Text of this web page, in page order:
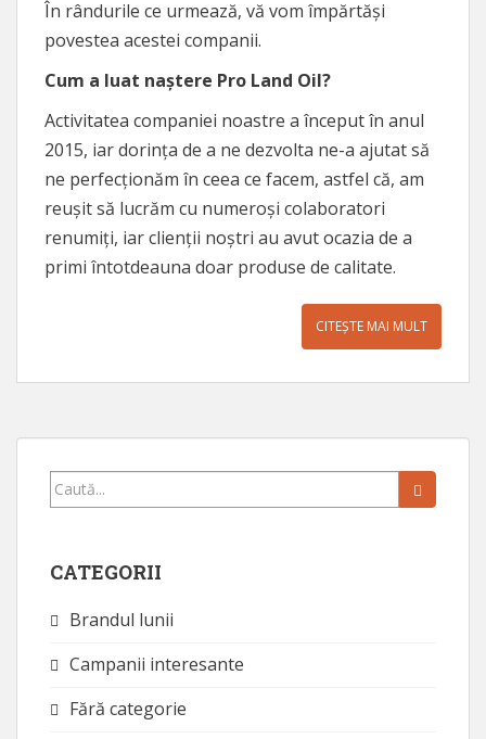
În rândurile ce urmează, vă vom împărtăși
povestea acestei companii.
Cum a luat naștere Pro Land Oil?
Activitatea companiei noastre a început în anul
2015, iar dorința de a ne dezvolta ne-a ajutat să
ne perfecționăm în ceea ce facem, astfel că, am
reușit să lucrăm cu numeroși colaboratori
renumiți, iar clienții noștri au avut ocazia de a
primi întotdeauna doar produse de calitate.
CITEȘTE MAI MULT
Caută...
CATEGORII
Brandul lunii
Campanii interesante
Fără categorie